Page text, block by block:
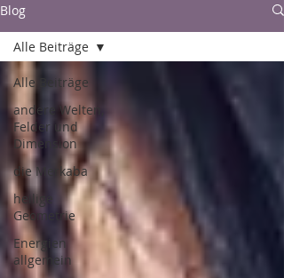
Blog
Alle Beiträge
andere Welten,
Felder und
Dimension
die Merkaba
heilige
Geometrie
Energien
allgemein
Alle Beiträge